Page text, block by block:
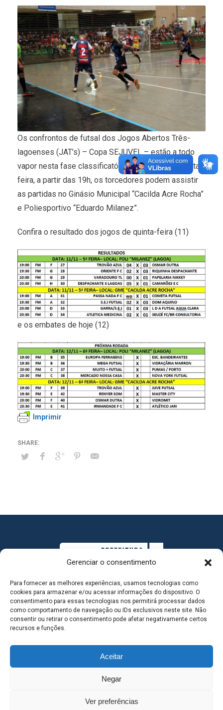
Gerenciar o consentimento
Para fornecer as melhores experiências, usamos tecnologias como
cookies para armazenar e/ou acessar informações do dispositivo. O
consentimento para essas tecnologias nos permitirá processar dados
como comportamento de navegação ou IDs exclusivos neste site. Não
consentir ou retirar o consentimento pode afetar negativamente certos
recursos e funções.
Aceitar
Negar
Ver preferências
Os confrontos de futsal dos Jogos Abertos Três-
lagoenses (JAT’s) – Copa SEJUVEL – estão a todo
vapor nesta fase classificatória. De segunda a sexta-
feira, a partir das 19h, os torcedores podem assistir
as partidas no Ginásio Municipal “Cacilda Acre Rocha”
e Poliesportivo “Eduardo Milanez”.
Confira o resultado dos jogos de quinta-feira (11)
e os embates de hoje (12)
Imprimir
MAPA DO SITE
SEDE DO ADMINISTRATIVO MUNICIPAL - Avenida